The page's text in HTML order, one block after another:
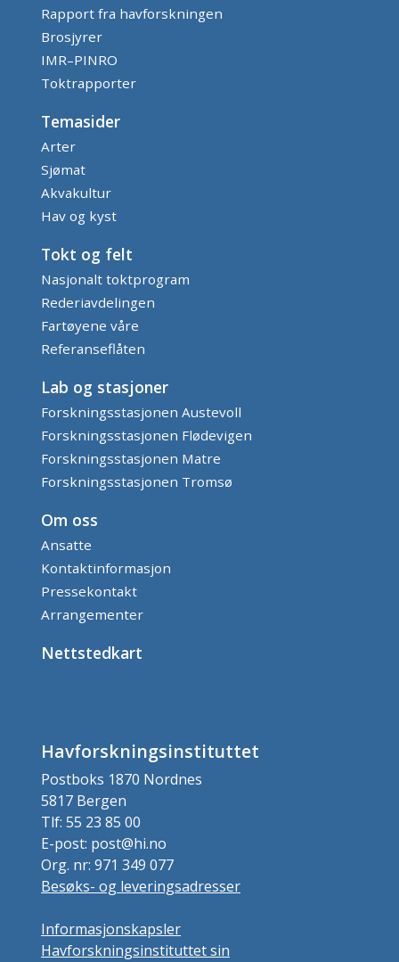
Rapport fra havforskningen
Brosjyrer
IMR–PINRO
Toktrapporter
Temasider
Arter
Sjømat
Akvakultur
Hav og kyst
Tokt og felt
Nasjonalt toktprogram
Rederiavdelingen
Fartøyene våre
Referanseflåten
Lab og stasjoner
Forskningsstasjonen Austevoll
Forskningsstasjonen Flødevigen
Forskningsstasjonen Matre
Forskningsstasjonen Tromsø
Om oss
Ansatte
Kontaktinformasjon
Pressekontakt
Arrangementer
Nettstedkart
Havforskningsinstituttet
Postboks 1870 Nordnes
5817 Bergen
Tlf: 55 23 85 00
E-post: post@hi.no
Org. nr: 971 349 077
Besøks- og leveringsadresser
Informasjonskapsler
Havforskningsinstituttet sin